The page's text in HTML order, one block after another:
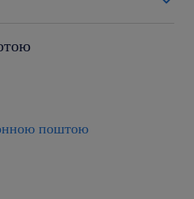
поштою